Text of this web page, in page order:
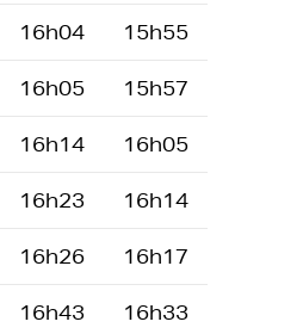
16h04 15h55
16h05 15h57
16h14 16h05
16h23 16h14
16h26 16h17
16h43 16h33